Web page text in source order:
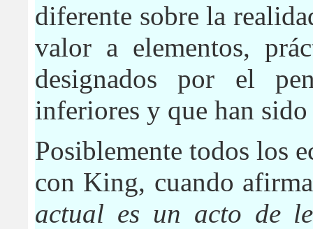
diferente sobre la
valor a elementos,
designados por el
inferiores y que han
Posiblemente todos los
con King, cuando
actual es un acto de